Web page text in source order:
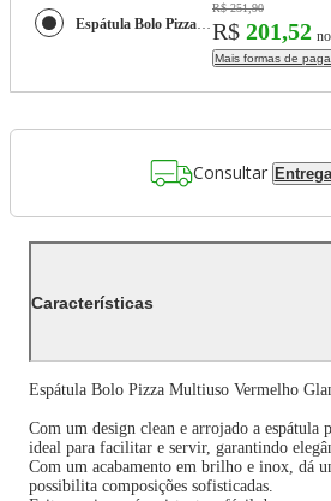
Espátula Bolo Pizza Multiuso Vermelho Glamour Inox Bugatti
R$ 251,90
R$ 201,52
Mais formas de
Consultar
Características
Espátula Bolo Pizza Multiuso Vermelho
Com um design clean e arrojado a espátula
ideal para facilitar e servir, garantindo
Com um acabamento em brilho e inox, dá
possibilita composições sofisticadas.